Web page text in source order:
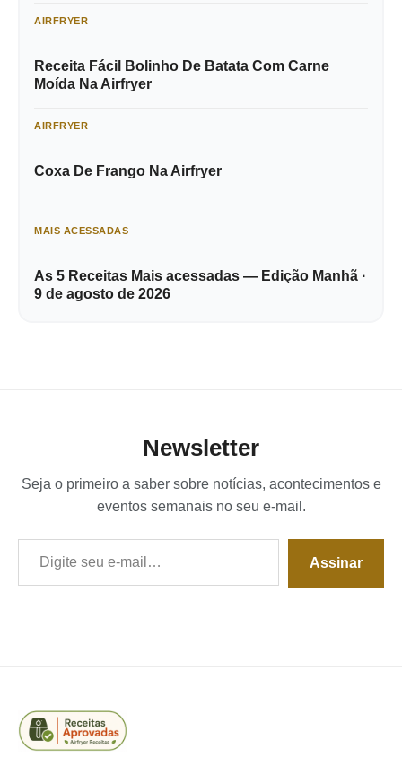
AIRFRYER
Receita Fácil Bolinho De Batata Com Carne
Moída Na Airfryer
AIRFRYER
Coxa De Frango Na Airfryer
MAIS ACESSADAS
As 5 Receitas Mais acessadas — Edição Manhã ·
9 de agosto de 2026
Newsletter
Seja o primeiro a saber sobre notícias, acontecimentos e
eventos semanais no seu e-mail.
Digite seu e-mail…
Assinar